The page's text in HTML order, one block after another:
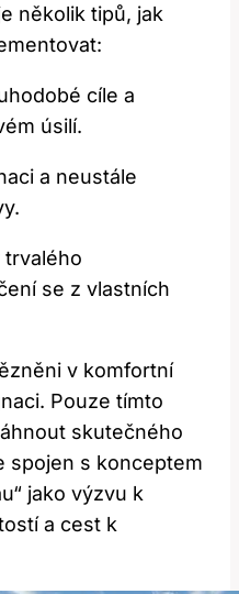
několik tipů, jak
cíle a
úsilí.
a neustále
trvalého
se z vlastních
v komfortní
Pouze tímto
skutečného
spojen s konceptem
jako výzvu k
a cest k⁢